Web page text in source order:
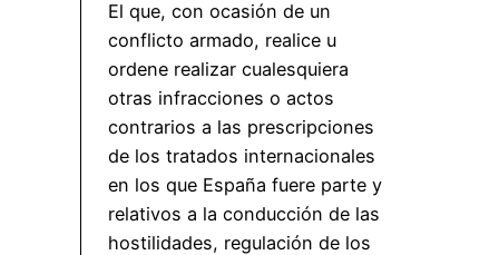
El que, con ocasión de un
conflicto armado, realice u
ordene realizar cualesquiera
otras infracciones o actos
contrarios a las prescripciones
de los tratados internacionales
en los que España fuere parte y
relativos a la conducción de las
hostilidades, regulación de los